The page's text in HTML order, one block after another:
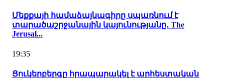
Մեքքայի համաձայնագիրը սպառնում է
տարածաշրջանային կայունությանը․ The
Jerusal...
19:35
Ցուկերբերգը հրապարակել է արհեստական